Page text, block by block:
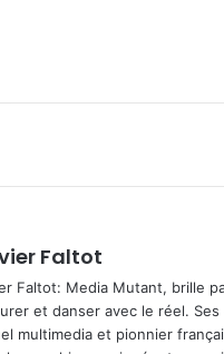
Faltot
Faltot: Media Mutant, brille
et danser avec le réel.
multimedia et pionnier